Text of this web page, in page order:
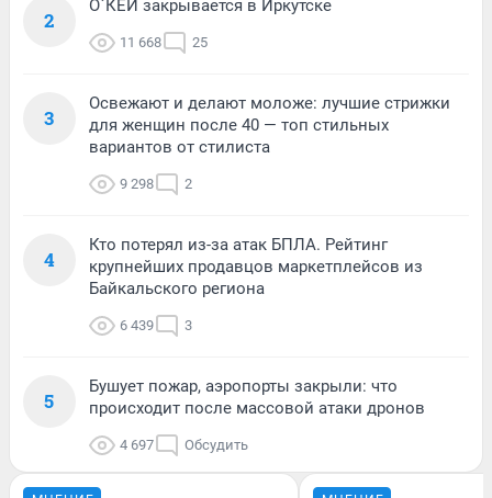
2
О`КЕЙ закрывается в Иркутске
11 668 25
3
Освежают и делают моложе: лучшие стрижки
для женщин после 40 — топ стильных
вариантов от стилиста
9 298 2
4
Кто потерял из-за атак БПЛА. Рейтинг
крупнейших продавцов маркетплейсов из
Байкальского региона
6 439 3
5
Бушует пожар, аэропорты закрыли: что
происходит после массовой атаки дронов
4 697 Обсудить